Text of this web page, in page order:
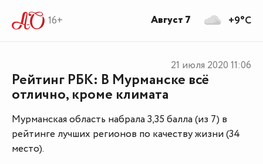
16+
Рейтинг РБК: В Мурманске всё
отлично, кроме климата
21 июля 2020 11:06
Мурманская область набрала 3,35 балла (из 7) в
рейтинге лучших регионов по качеству жизни (34
место).
+9°C
Август 7